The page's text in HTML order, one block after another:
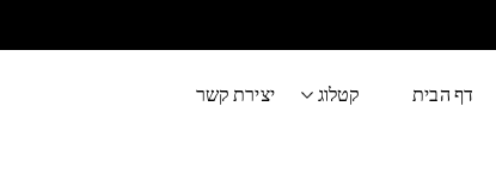
דף הבית קטלוג יצירת קשר